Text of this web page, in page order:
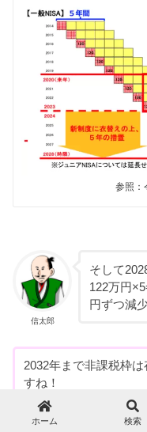
参照：
信太郎
そして
122万円
円ずつ減
2032年まで非課税枠
すね！
ホーム 検索